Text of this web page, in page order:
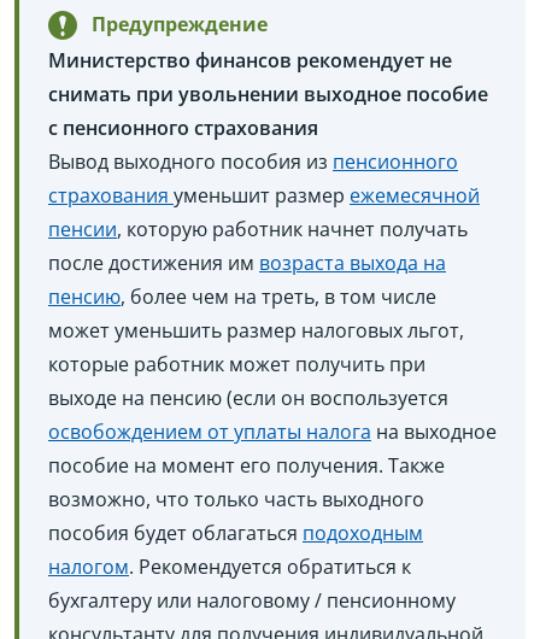
Предупреждение
Министерство финансов рекомендует не
снимать при увольнении выходное пособие
с пенсионного страхования
Вывод выходного пособия из пенсионного
страхования уменьшит размер ежемесячной
пенсии, которую работник начнет получать
после достижения им возраста выхода на
пенсию, более чем на треть, в том числе
может уменьшить размер налоговых льгот,
которые работник может получить при
выходе на пенсию (если он воспользуется
освобождением от уплаты налога на выходное
пособие на момент его получения. Также
возможно, что только часть выходного
пособия будет облагаться подоходным
налогом. Рекомендуется обратиться к
бухгалтеру или налоговому / пенсионному